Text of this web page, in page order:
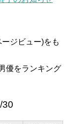
ジビュー)をも
優をランキング
30